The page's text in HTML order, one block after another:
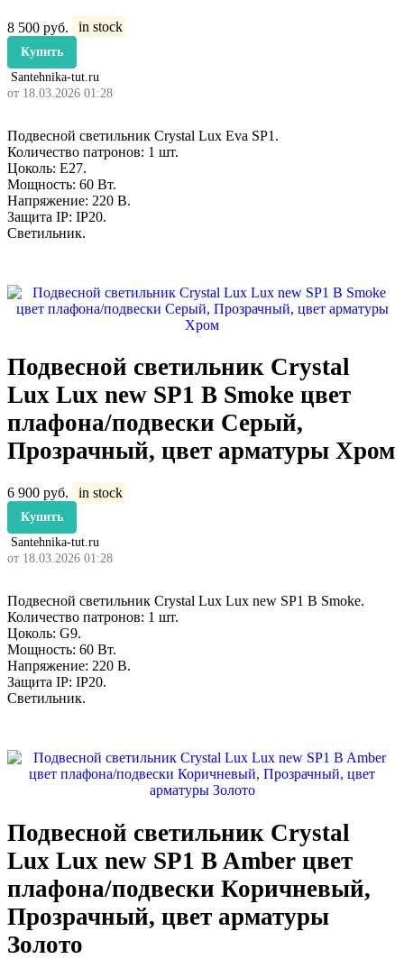
8 500 руб. in stock
Купить
Santehnika-tut.ru
от 18.03.2026 01:28
Подвесной светильник Crystal Lux Eva SP1.
Количество патронов: 1 шт.
Цоколь: E27.
Мощность: 60 Вт.
Напряжение: 220 В.
Защита IP: IP20.
Светильник.
Подвесной светильник Crystal
Lux Lux new SP1 B Smoke цвет
плафона/подвески Серый,
Прозрачный, цвет арматуры Хром
6 900 руб. in stock
Купить
Santehnika-tut.ru
от 18.03.2026 01:28
Подвесной светильник Crystal Lux Lux new SP1 B Smoke.
Количество патронов: 1 шт.
Цоколь: G9.
Мощность: 60 Вт.
Напряжение: 220 В.
Защита IP: IP20.
Светильник.
Подвесной светильник Crystal
Lux Lux new SP1 B Amber цвет
плафона/подвески Коричневый,
Прозрачный, цвет арматуры
Золото